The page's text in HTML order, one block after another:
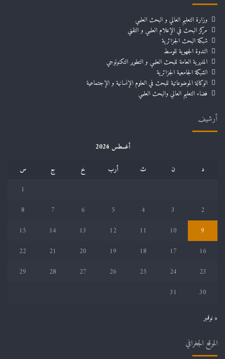
وزارة التعليم العالي و البحث العلمي
مركز البحث في الإعلام العلمي و التقني
شبكة البحث الجزائرية
الندوة الجهوية للوسط
المديرية العامة للبحث العلمي و التطوير التكنولوجي
الشبكة الجامعية الجزائرية
الوكالة الموضوعاتية للبحث في العلوم الإنسانية و الإجتماعية
فضاء التعليم العالي والبحث العلمي
أرشيف
أغسطس 2026
د
ن ث أرب خ ج
س
1
2
3
4
5
6
7
8
9
10
11
12
13
14
15
16
17
18
19
20
21
22
23
24
25
26
27
28
29
30
31
« نوفمبر
الموقع الجغرافي